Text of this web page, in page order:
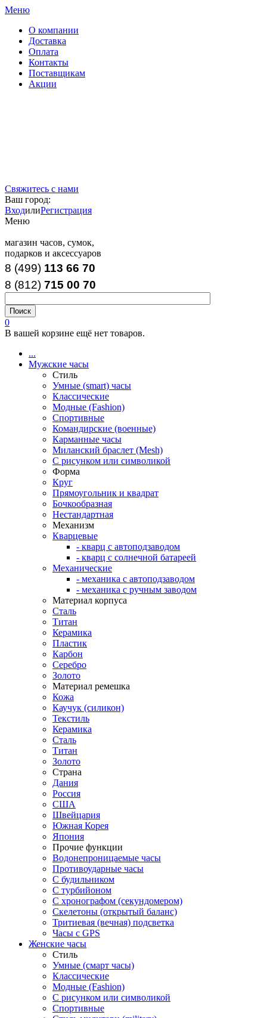
Меню
О компании
Доставка
Оплата
Контакты
Поставщикам
Акции
Свяжитесь с нами
Ваш город:
ВходилиРегистрация
Меню
магазин часов, сумок,
подарков и аксессуаров
8 (499) 113 66 70
8 (812) 715 00 70
0
В вашей корзине ещё нет товаров.
...
Мужские часы
Стиль
Умные (smart) часы
Классические
Модные (Fashion)
Спортивные
Командирские (военные)
Карманные часы
Миланский браслет (Mesh)
С рисунком или символикой
Форма
Круг
Прямоугольник и квадрат
Бочкообразная
Нестандартная
Механизм
Кварцевые
- кварц с автоподзаводом
- кварц с солнечной батареей
Механические
- механика с автоподзаводом
- механика с ручным заводом
Материал корпуса
Сталь
Титан
Керамика
Пластик
Карбон
Серебро
Золото
Материал ремешка
Кожа
Каучук (силикон)
Текстиль
Керамика
Сталь
Титан
Золото
Страна
Дания
Россия
США
Швейцария
Южная Корея
Япония
Прочие функции
Водонепроницаемые часы
Противоударные часы
С будильником
С турбийоном
С хронографом (секундомером)
Скелетоны (открытый баланс)
Тритиевая (вечная) подсветка
Часы с GPS
Женские часы
Стиль
Умные (смарт часы)
Классические
Модные (Fashion)
С рисунком или символикой
Спортивные